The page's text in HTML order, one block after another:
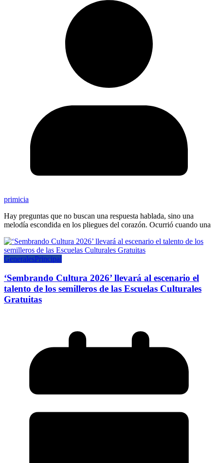
primicia
Hay preguntas que no buscan una respuesta hablada, sino una
melodía escondida en los pliegues del corazón. Ocurrió cuando una
GeneralesPrincipal
‘Sembrando Cultura 2026’ llevará al escenario el
talento de los semilleros de las Escuelas Culturales
Gratuitas